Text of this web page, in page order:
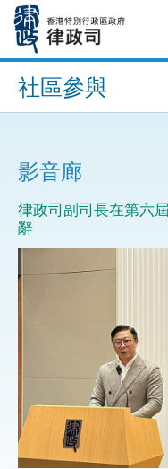
內
進階搜尋
社區參與
影音廊
律政司副司長在第六
辭